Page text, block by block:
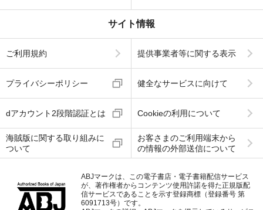
サイト情報
ご利用規約 提供事業者等に関する表示
プライバシーポリシー 健全なサービスに向けて
dアカウント2段階認証とは Cookieの利用について
海賊版に関する取り組みに
ついて
お客さまのご利用端末から
の情報の外部送信について
ABJマークは、この電子書店・電子書籍配信サービス
が、著作権者からコンテンツ使用許諾を得た正規版配
信サービスであることを示す登録商標（登録番号 第
6091713号）です。